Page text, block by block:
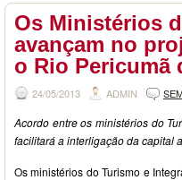
Os Ministérios
avançam no
o Rio Pericumã
24/05/2013 ADMIN
Acordo entre os ministérios do
facilitará a interligação da capital
Os ministérios do Turismo e